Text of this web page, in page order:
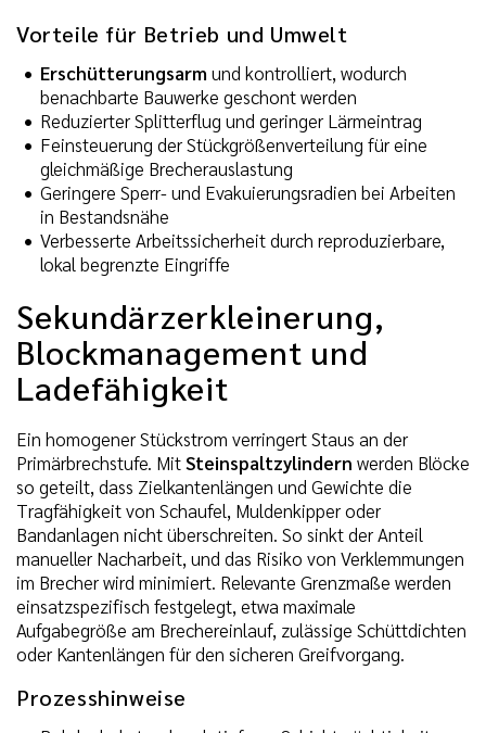
Vorteile für Betrieb und Umwelt
Erschütterungsarm und kontrolliert, wodurch
benachbarte Bauwerke geschont werden
Reduzierter Splitterflug und geringer Lärmeintrag
Feinsteuerung der Stückgrößenverteilung für eine
gleichmäßige Brecherauslastung
Geringere Sperr- und Evakuierungsradien bei Arbeiten
in Bestandsnähe
Verbesserte Arbeitssicherheit durch reproduzierbare,
lokal begrenzte Eingriffe
Sekundärzerkleinerung,
Blockmanagement und
Ladefähigkeit
Ein homogener Stückstrom verringert Staus an der
Primärbrechstufe. MitSteinspaltzylindern werden Blöcke
so geteilt, dass Zielkantenlängen und Gewichte die
Tragfähigkeit von Schaufel, Muldenkipper oder
Bandanlagen nicht überschreiten. So sinkt der Anteil
manueller Nacharbeit, und das Risiko von Verklemmungen
im Brecher wird minimiert. Relevante Grenzmaße werden
einsatzspezifisch festgelegt, etwa maximale
Aufgabegröße am Brechereinlauf, zulässige Schüttdichten
oder Kantenlängen für den sicheren Greifvorgang.
Prozesshinweise